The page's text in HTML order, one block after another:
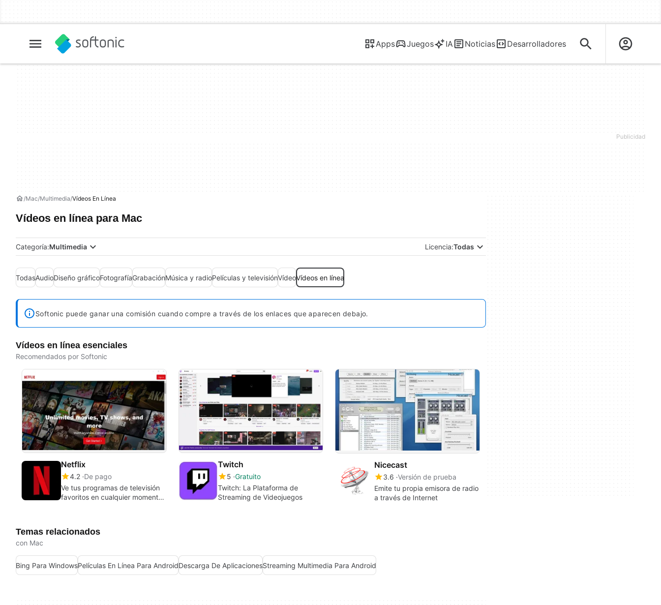
Apps Juegos IA Noticias Desarrolladores
Mac Multimedia Vídeos En Línea
Vídeos en línea para Mac
Categoría:Multimedia Licencia:Todas
TodasAudioDiseño gráficoFotografíaGrabaciónMúsica y radioPelículas y televisiónVídeoVídeos en línea
Softonic puede ganar una comisión cuando compre a través de los enlaces que aparecen debajo.
Vídeos en línea esenciales
Recomendados por Softonic
Netflix
4.2 De pago
Ve tus programas de televisión
favoritos en cualquier momento
Twitch
5 Gratuito
Twitch: La Plataforma de
Streaming de Videojuegos
Nicecast
3.6 Versión de prueba
Emite tu propia emisora de radio
a través de Internet
Temas relacionados
con Mac
Bing Para WindowsPelículas En Línea Para AndroidDescarga De AplicacionesStreaming Multimedia Para Android